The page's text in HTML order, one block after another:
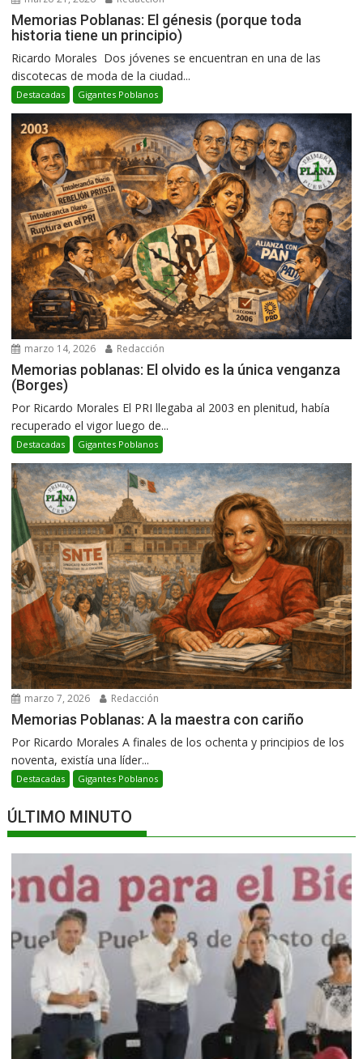
Memorias Poblanas: El génesis (porque toda
historia tiene un principio)
Ricardo Morales Dos jóvenes se encuentran en una de las
discotecas de moda de la ciudad...
Destacadas Gigantes Poblanos
marzo 14, 2026 Redacción
Memorias poblanas: El olvido es la única venganza
(Borges)
Por Ricardo Morales El PRI llegaba al 2003 en plenitud, había
recuperado el vigor luego de...
Destacadas Gigantes Poblanos
marzo 7, 2026 Redacción
Memorias Poblanas: A la maestra con cariño
Por Ricardo Morales A finales de los ochenta y principios de los
noventa, existía una líder...
Destacadas Gigantes Poblanos
ÚLTIMO MINUTO